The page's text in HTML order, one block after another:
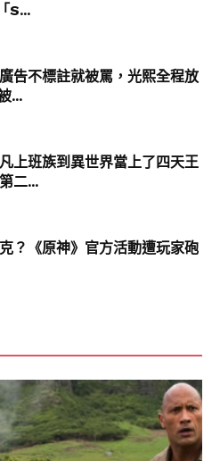
S...
告不標註就被罵，光熙全程放
...
上班族到異世界當上了四天王
二...
？《原神》官方活動遭玩家砲